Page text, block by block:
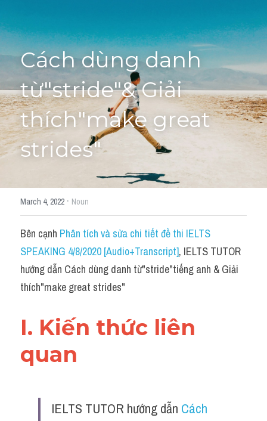
Học thử →
Cách dùng danh
từ"stride"& Giải
thích"make great
strides"
March 4, 2022 · Noun
Bên cạnh Phân tích và sửa chi tiết đề thi IELTS
SPEAKING 4/8/2020 [Audio+Transcript], IELTS TUTOR
hướng dẫn Cách dùng danh từ"stride"tiếng anh & Giải
thích"make great strides"
I. Kiến thức liên
quan
IELTS TUTOR hướng dẫn Cách